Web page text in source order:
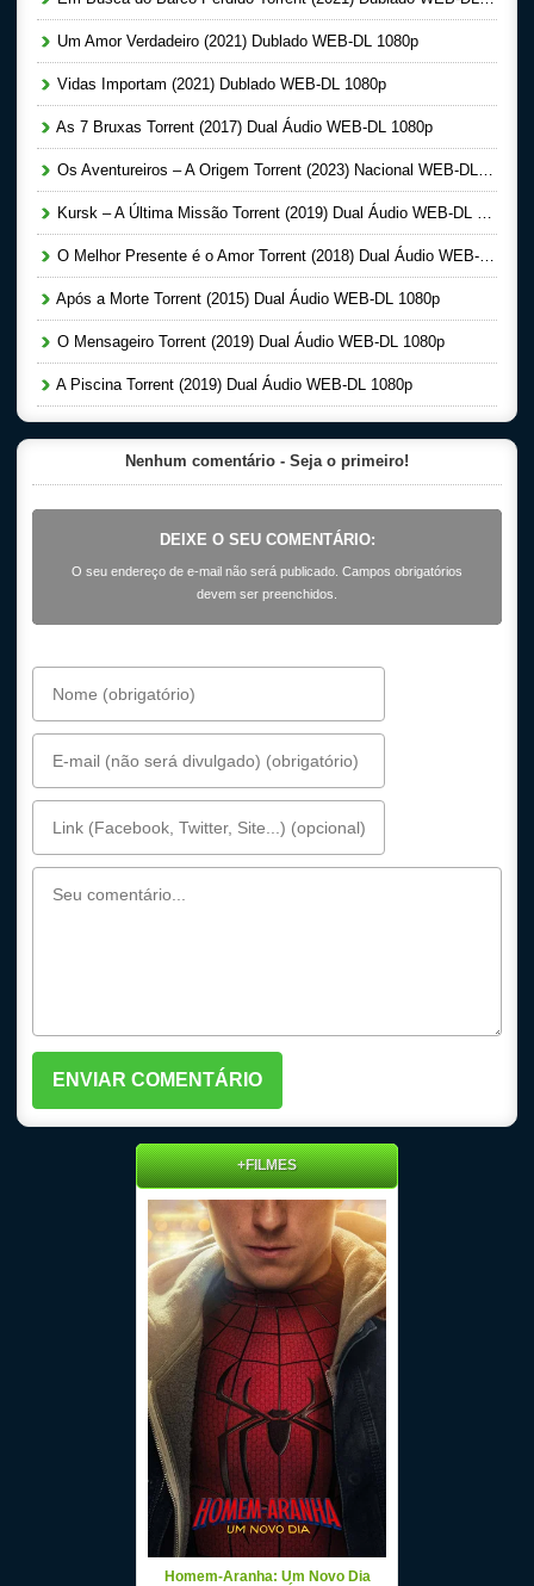
Um Amor Verdadeiro (2021) Dublado WEB-DL 1080p
Vidas Importam (2021) Dublado WEB-DL 1080p
As 7 Bruxas Torrent (2017) Dual Áudio WEB-DL 1080p
Os Aventureiros – A Origem Torrent (2023) Nacional WEB-DL 1080p
Kursk – A Última Missão Torrent (2019) Dual Áudio WEB-DL 1080p
O Melhor Presente é o Amor Torrent (2018) Dual Áudio WEB-DL 1080p
Após a Morte Torrent (2015) Dual Áudio WEB-DL 1080p
O Mensageiro Torrent (2019) Dual Áudio WEB-DL 1080p
A Piscina Torrent (2019) Dual Áudio WEB-DL 1080p
Nenhum comentário - Seja o primeiro!
DEIXE O SEU COMENTÁRIO:
O seu endereço de e-mail não será publicado. Campos obrigatórios
devem ser preenchidos.
+FILMES
Homem-Aranha: Um Novo Dia